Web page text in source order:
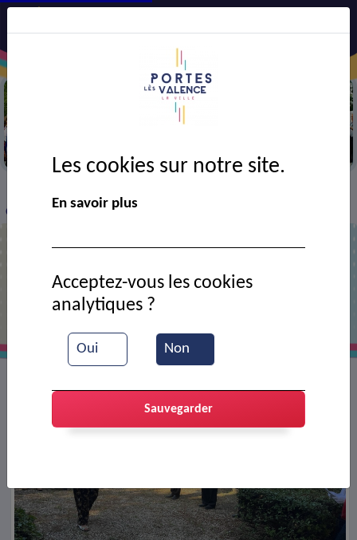
Commémoration de la Tragédie de juillet 1944
Commémoration de la Tragédie de
juillet 1944
Les cookies sur notre site.
En savoir plus
Oui Non
Acceptez-vous les cookies
analytiques ?
Sauvegarder